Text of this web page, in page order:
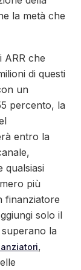
la metà che
ARR che
di questi
un
percento, la
entro la
qualsiasi
più
finanziatore
solo il
la
,